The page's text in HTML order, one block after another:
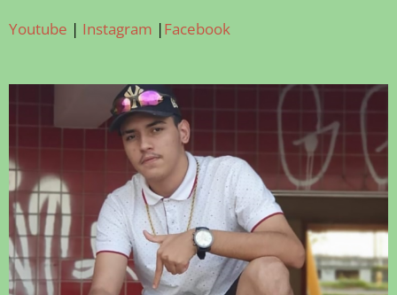
Youtube | Instagram |Facebook